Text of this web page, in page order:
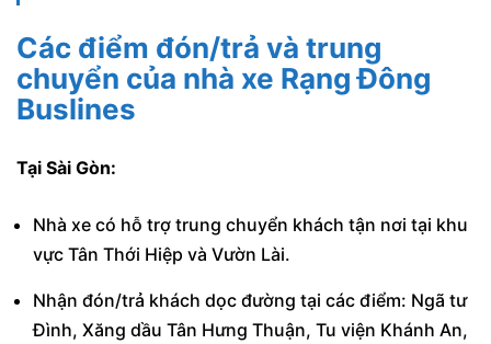
Các điểm đón/trả và trung
chuyển của nhà xe Rạng Đông
Buslines
Tại Sài Gòn:
Nhà xe có hỗ trợ trung chuyển khách tận nơi tại khu
vực Tân Thới Hiệp và Vườn Lài.
Nhận đón/trả khách dọc đường tại các điểm: Ngã tư
Đình, Xăng dầu Tân Hưng Thuận, Tu viện Khánh An,